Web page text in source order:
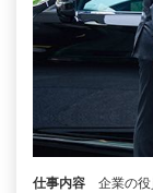
仕事内容
企業の